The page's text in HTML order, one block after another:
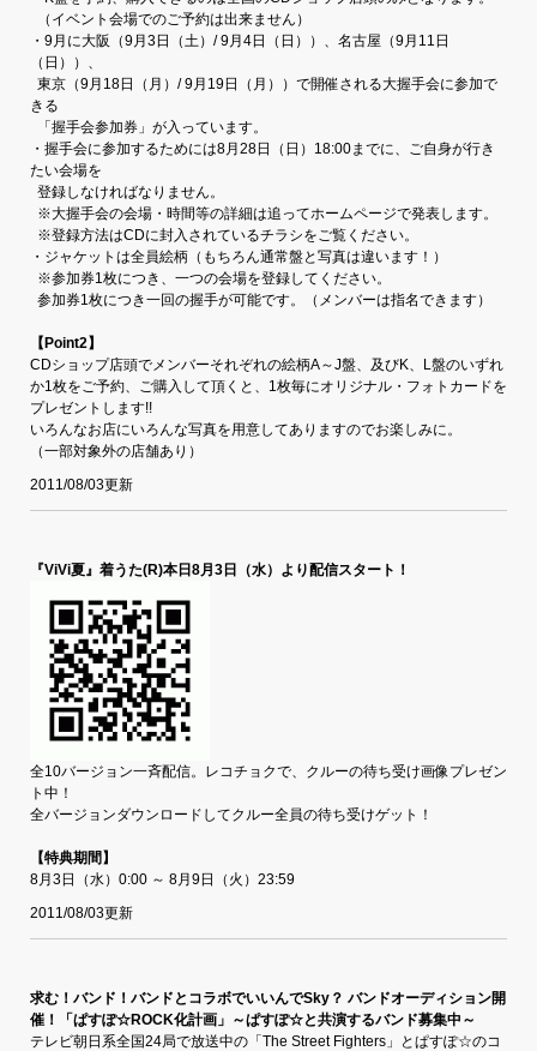
（イベント会場でのご予約は出来ません）
・9月に大阪（9月3日（土）/ 9月4日（日））、名古屋（9月11日
（日））、
東京（9月18日（月）/ 9月19日（月））で開催される大握手会に参加で
きる
「握手会参加券」が入っています。
・握手会に参加するためには8月28日（日）18:00までに、ご自身が行き
たい会場を
登録しなければなりません。
※大握手会の会場・時間等の詳細は追ってホームページで発表します。
※登録方法はCDに封入されているチラシをご覧ください。
・ジャケットは全員絵柄（もちろん通常盤と写真は違います！）
※参加券1枚につき、一つの会場を登録してください。
参加券1枚につき一回の握手が可能です。（メンバーは指名できます）
【Point2】
CDショップ店頭でメンバーそれぞれの絵柄A～J盤、及びK、L盤のいずれ
か1枚をご予約、ご購入して頂くと、1枚毎にオリジナル・フォトカードを
プレゼントします!!
いろんなお店にいろんな写真を用意してありますのでお楽しみに。
（一部対象外の店舗あり）
2011/08/03更新
『ViVi夏』着うた(R)本日8月3日（水）より配信スタート！
全10バージョン一斉配信。レコチョクで、クルーの待ち受け画像プレゼン
ト中！
全バージョンダウンロードしてクルー全員の待ち受けゲット！
【特典期間】
8月3日（水）0:00 ～ 8月9日（火）23:59
2011/08/03更新
求む！バンド！バンドとコラボでいいんでSky？ バンドオーディション開
催！「ぱすぽ☆ROCK化計画」～ぱすぽ☆と共演するバンド募集中～
テレビ朝日系全国24局で放送中の「The Street Fighters」とぱすぽ☆のコ